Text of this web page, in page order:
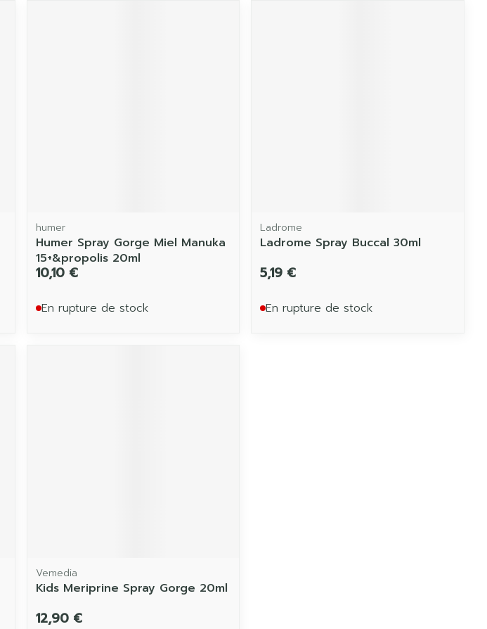
humer
Humer Spray Gorge Miel Manuka
15+&propolis 20ml
10,10 €
En rupture de stock
Ladrome
Ladrome Spray Buccal 30ml
5,19 €
En rupture de stock
Vemedia
Kids Meriprine Spray Gorge 20ml
12,90 €